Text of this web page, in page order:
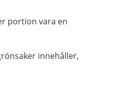
portion vara en
innehåller,